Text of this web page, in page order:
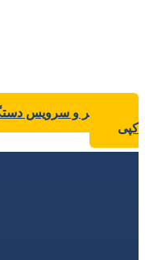
تعمیر و سرویس
کپی